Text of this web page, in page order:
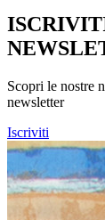
Scopri le nostre
newsletter
Iscriviti